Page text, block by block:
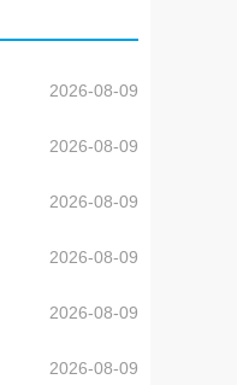
2026-08-09
2026-08-09
2026-08-09
2026-08-09
2026-08-09
2026-08-09